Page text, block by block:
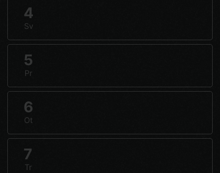
4
Sv
5
Pr
6
Ot
7
Tr